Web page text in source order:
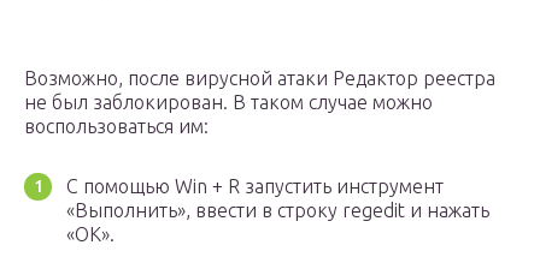
Возможно, после вирусной атаки Редактор реестра
не был заблокирован. В таком случае можно
воспользоваться им:
С помощью Win + R запустить инструмент
«Выполнить», ввести в строку regedit и нажать
«OK».